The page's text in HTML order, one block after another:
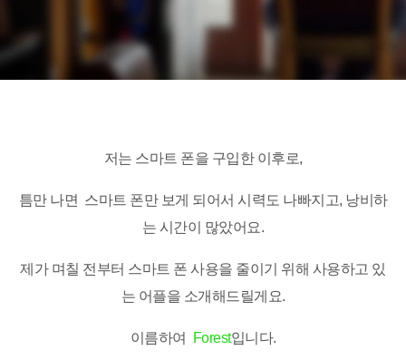
저는 스마트 폰을 구입한 이후로,
틈만 나면 스마트 폰만 보게 되어서 시력도 나빠지고, 낭비하
는 시간이 많았어요.
제가 며칠 전부터 스마트 폰 사용을 줄이기 위해 사용하고 있
는 어플을 소개해드릴게요.
이름하여 Forest입니다.